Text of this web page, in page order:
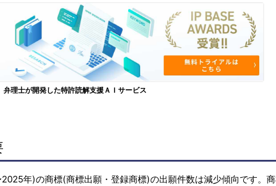
弁理士が開発した特許読解支援ＡＩサービス
年)の商標(商標出願・登録商標)の出願件数は減少傾向です。